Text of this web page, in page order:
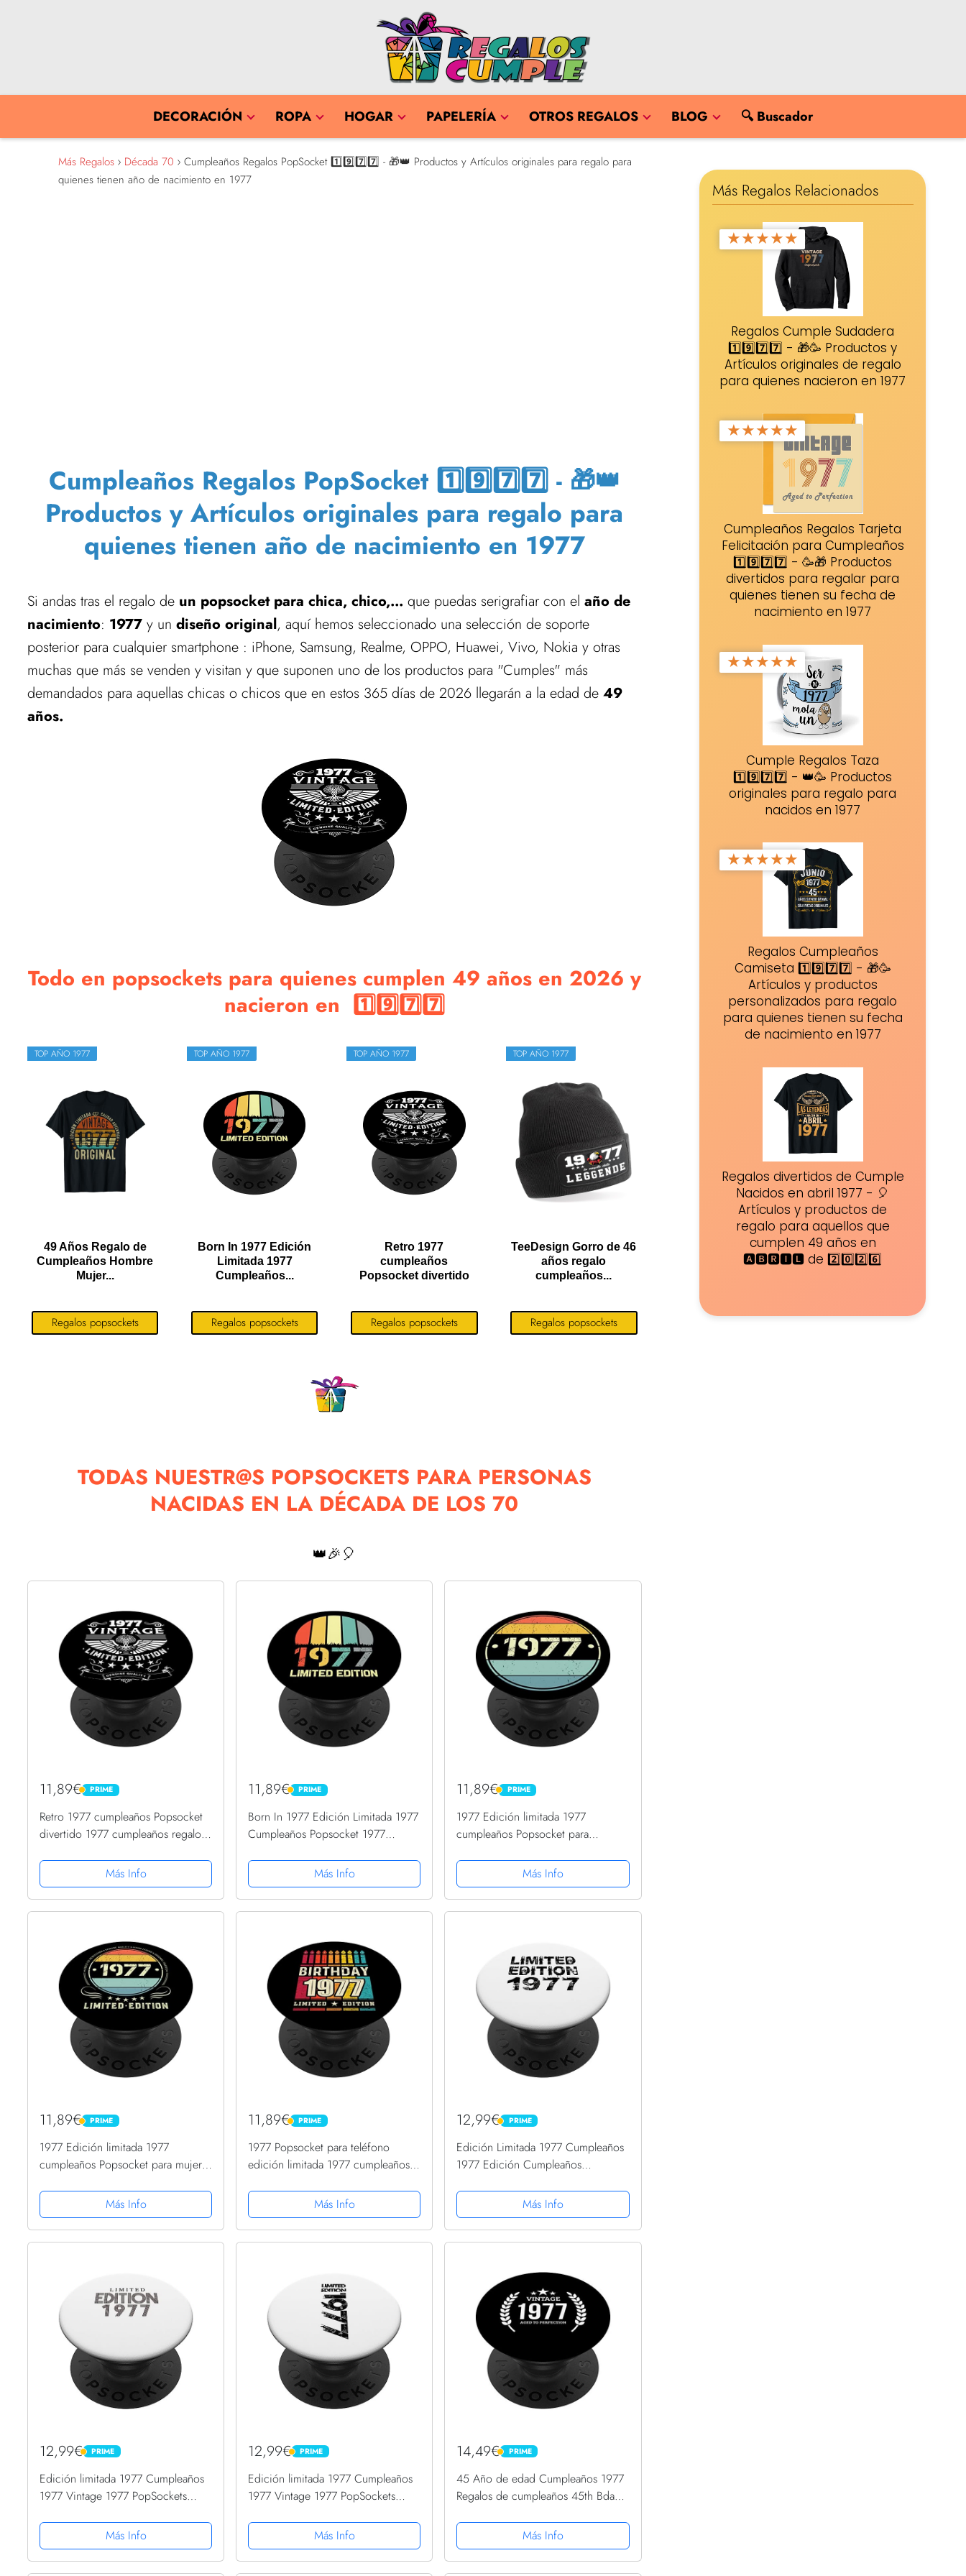
DECORACIÓN ROPA HOGAR PAPELERÍA OTROS REGALOS BLOG 🔍 Buscador
Más Regalos Década 70
Cumpleaños Regalos PopSocket 1️⃣9️⃣7️⃣7️⃣ - 🎁👑 Productos y Artículos originales para regalo para
quienes tienen año de nacimiento en 1977
Cumpleaños Regalos PopSocket 1️⃣9️⃣7️⃣7️⃣ - 🎁👑
Productos y Artículos originales para regalo para
quienes tienen año de nacimiento en 1977
Si andas tras el regalo de un popsocket para chica, chico,... que puedas serigrafiar con el año de
nacimiento: 1977 y un diseño original, aquí hemos seleccionado una selección de soporte
posterior para cualquier smartphone : iPhone, Samsung, Realme, OPPO, Huawei, Vivo, Nokia y otras
muchas que más se venden y visitan y que suponen uno de los productos para "Cumples" más
demandados para aquellas chicas o chicos que en estos 365 días de 2026 llegarán a la edad de 49
años.
Todo en popsockets para quienes cumplen 49 años en 2026 y
nacieron en 1️⃣9️⃣7️⃣7️⃣
TOP AÑO 1977
49 Años Regalo de
Cumpleaños Hombre
Mujer...
Regalos popsockets
TOP AÑO 1977
Born In 1977 Edición
Limitada 1977
Cumpleaños...
Regalos popsockets
TOP AÑO 1977
Retro 1977
cumpleaños
Popsocket divertido
Regalos popsockets
TOP AÑO 1977
TeeDesign Gorro de 46
años regalo
cumpleaños...
Regalos popsockets
TODAS NUESTR@S POPSOCKETS PARA PERSONAS
NACIDAS EN LA DÉCADA DE LOS 70
👑🎉🎈
11,89€ PRIME
PRIME
Retro 1977 cumpleaños Popsocket
divertido 1977 cumpleaños regalos
IntercambiableMás Info
11,89€ PRIME
PRIME
Born In 1977 Edición Limitada 1977
Cumpleaños Popsocket 1977
Más Info
11,89€ PRIME
PRIME
1977 Edición limitada 1977
cumpleaños Popsocket para
PopGrip Intercambiable
Más Info
11,89€ PRIME
PRIME
1977 Edición limitada 1977
cumpleaños Popsocket para mujeres
IntercambiableMás Info
11,89€ PRIME
PRIME
1977 Popsocket para teléfono
edición limitada 1977 cumpleaños
IntercambiableMás Info
12,99€ PRIME
PRIME
Edición Limitada 1977 Cumpleaños
1977 Edición Cumpleaños
Más Info
12,99€ PRIME
PRIME
Edición limitada 1977 Cumpleaños
1977 Vintage 1977 PopSockets
Más Info
12,99€ PRIME
PRIME
Edición limitada 1977 Cumpleaños
1977 Vintage 1977 PopSockets
Más Info
14,49€ PRIME
PRIME
45 Año de edad Cumpleaños 1977
Regalos de cumpleaños 45th Bday
IntercambiableMás Info
Más Regalos Relacionados
★★★★★
Regalos Cumple Sudadera
1️⃣9️⃣7️⃣7️⃣ - 🎁🥳 Productos y
Artículos originales de regalo
para quienes nacieron en 1977
★★★★★
Cumpleaños Regalos Tarjeta
Felicitación para Cumpleaños
1️⃣9️⃣7️⃣7️⃣ - 🥳🎁 Productos
divertidos para regalar para
quienes tienen su fecha de
nacimiento en 1977
★★★★★
Cumple Regalos Taza
1️⃣9️⃣7️⃣7️⃣ - 👑🥳 Productos
originales para regalo para
nacidos en 1977
★★★★★
Regalos Cumpleaños
Camiseta 1️⃣9️⃣7️⃣7️⃣ - 🎁🥳
Artículos y productos
personalizados para regalo
para quienes tienen su fecha
de nacimiento en 1977
Regalos divertidos de Cumple
Nacidos en abril 1977 - 🎈
Artículos y productos de
regalo para aquellos que
cumplen 49 años en
🅰🅱🆁🅸🅻 de 2️⃣0️⃣2️⃣6️⃣